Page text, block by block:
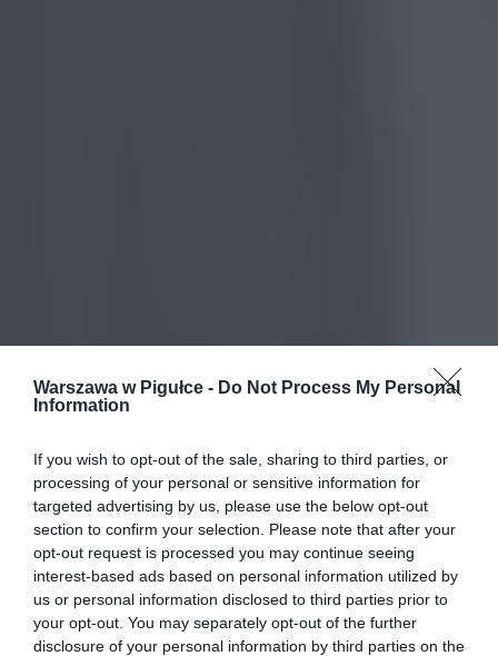
Warszawa w Pigułce - Do Not Process My Personal
Information
If you wish to opt-out of the sale, sharing to third parties, or
processing of your personal or sensitive information for
targeted advertising by us, please use the below opt-out
section to confirm your selection. Please note that after your
opt-out request is processed you may continue seeing
interest-based ads based on personal information utilized by
us or personal information disclosed to third parties prior to
your opt-out. You may separately opt-out of the further
disclosure of your personal information by third parties on the